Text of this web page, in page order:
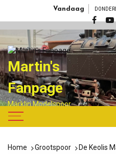
Vandaag
Martin's
Fanpage
Märklin Modelspoor
verzamelaar
Home Grootspoor De Keolis